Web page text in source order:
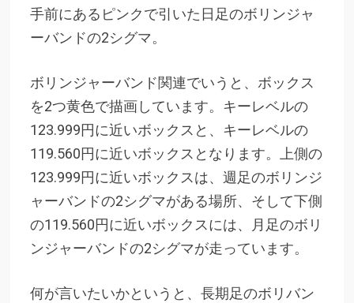
手前にあるピンクで引いた日足のボリンジャ
ーバンドの2シグマ。
ボリンジャーバンド関連でいうと、ボックス
を2つ黄色で描画しています。キーレベルの
123.999円に近いボックスと、キーレベルの
119.560円に近いボックスとなります。上側の
123.999円に近いボックスは、週足のボリンジ
ャーバンドの2シグマがある場所、そして下側
の119.560円に近いボックスには、月足のボリ
ンジャーバンドの2シグマが走っています。
何が言いたいかというと、長期足のボリバン